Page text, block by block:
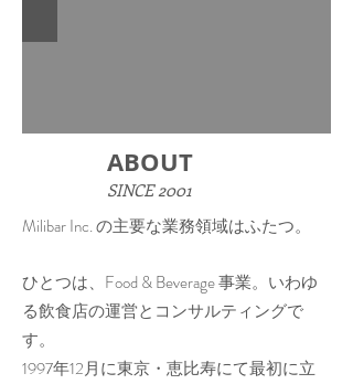
ABOUT
SINCE 2001
Milibar Inc. の主要な業務領域はふたつ。
ひとつは、Food & Beverage 事業。いわゆ
る飲食店の運営とコンサルティングで
す。
1997年12月に東京・恵比寿にて最初に立